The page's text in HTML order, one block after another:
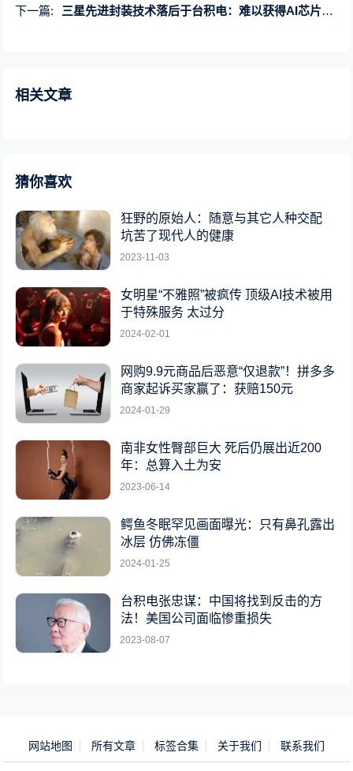
下一篇:
三星先进封装技术落后于台积电：难以获得AI芯片订单
相关文章
猜你喜欢
狂野的原始人：随意与其它人种交配
坑苦了现代人的健康
2023-11-03
女明星“不雅照”被疯传 顶级AI技术被用
于特殊服务 太过分
2024-02-01
网购9.9元商品后恶意“仅退款”！拼多多
商家起诉买家赢了：获赔150元
2024-01-29
南非女性臀部巨大 死后仍展出近200
年：总算入土为安
2023-06-14
鳄鱼冬眠罕见画面曝光：只有鼻孔露出
冰层 仿佛冻僵
2024-01-25
台积电张忠谋：中国将找到反击的方
法！美国公司面临惨重损失
2023-08-07
网站地图 所有文章 标签合集 关于我们 联系我们